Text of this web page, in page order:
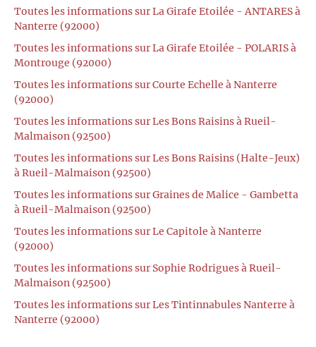
Toutes les informations sur La Girafe Etoilée - ANTARES à
Nanterre (92000)
Toutes les informations sur La Girafe Etoilée - POLARIS à
Montrouge (92000)
Toutes les informations sur Courte Echelle à Nanterre
(92000)
Toutes les informations sur Les Bons Raisins à Rueil-
Malmaison (92500)
Toutes les informations sur Les Bons Raisins (Halte-Jeux)
à Rueil-Malmaison (92500)
Toutes les informations sur Graines de Malice - Gambetta
à Rueil-Malmaison (92500)
Toutes les informations sur Le Capitole à Nanterre
(92000)
Toutes les informations sur Sophie Rodrigues à Rueil-
Malmaison (92500)
Toutes les informations sur Les Tintinnabules Nanterre à
Nanterre (92000)